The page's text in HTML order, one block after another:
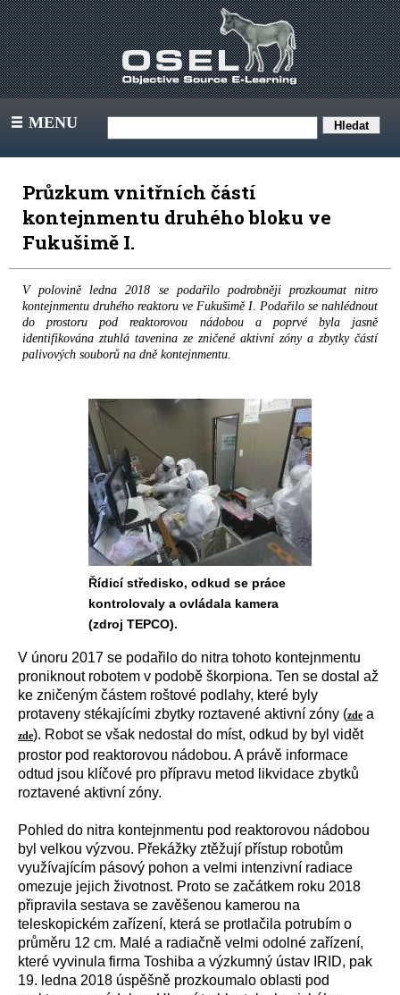
III MENU
Průzkum vnitřních částí
kontejnmentu druhého bloku ve
Fukušimě I.
V polovině ledna 2018 se podařilo podrobněji prozkoumat nitro
kontejnmentu druhého reaktoru ve Fukušimě I. Podařilo se nahlédnout
do prostoru pod reaktorovou nádobou a poprvé byla jasně
identifikována ztuhlá tavenina ze zničené aktivní zóny a zbytky částí
palivových souborů na dně kontejnmentu.
Řídicí středisko, odkud se práce
kontrolovaly a ovládala kamera
(zdroj TEPCO).
V únoru 2017 se podařilo do nitra tohoto kontejnmentu
proniknout robotem v podobě škorpiona. Ten se dostal až
ke zničeným částem roštové podlahy, které byly
protaveny stékajícími zbytky roztavené aktivní zóny (zde a
zde). Robot se však nedostal do míst, odkud by byl vidět
prostor pod reaktorovou nádobou. A právě informace
odtud jsou klíčové pro přípravu metod likvidace zbytků
roztavené aktivní zóny.
Pohled do nitra kontejnmentu pod reaktorovou nádobou
byl velkou výzvou. Překážky ztěžují přístup robotům
využívajícím pásový pohon a velmi intenzivní radiace
omezuje jejich životnost. Proto se začátkem roku 2018
připravila sestava se zavěšenou kamerou na
teleskopickém zařízení, která se protlačila potrubím o
průměru 12 cm. Malé a radiačně velmi odolné zařízení,
které vyvinula firma Toshiba a výzkumný ústav IRID, pak
19. ledna 2018 úspěšně prozkoumalo oblasti pod